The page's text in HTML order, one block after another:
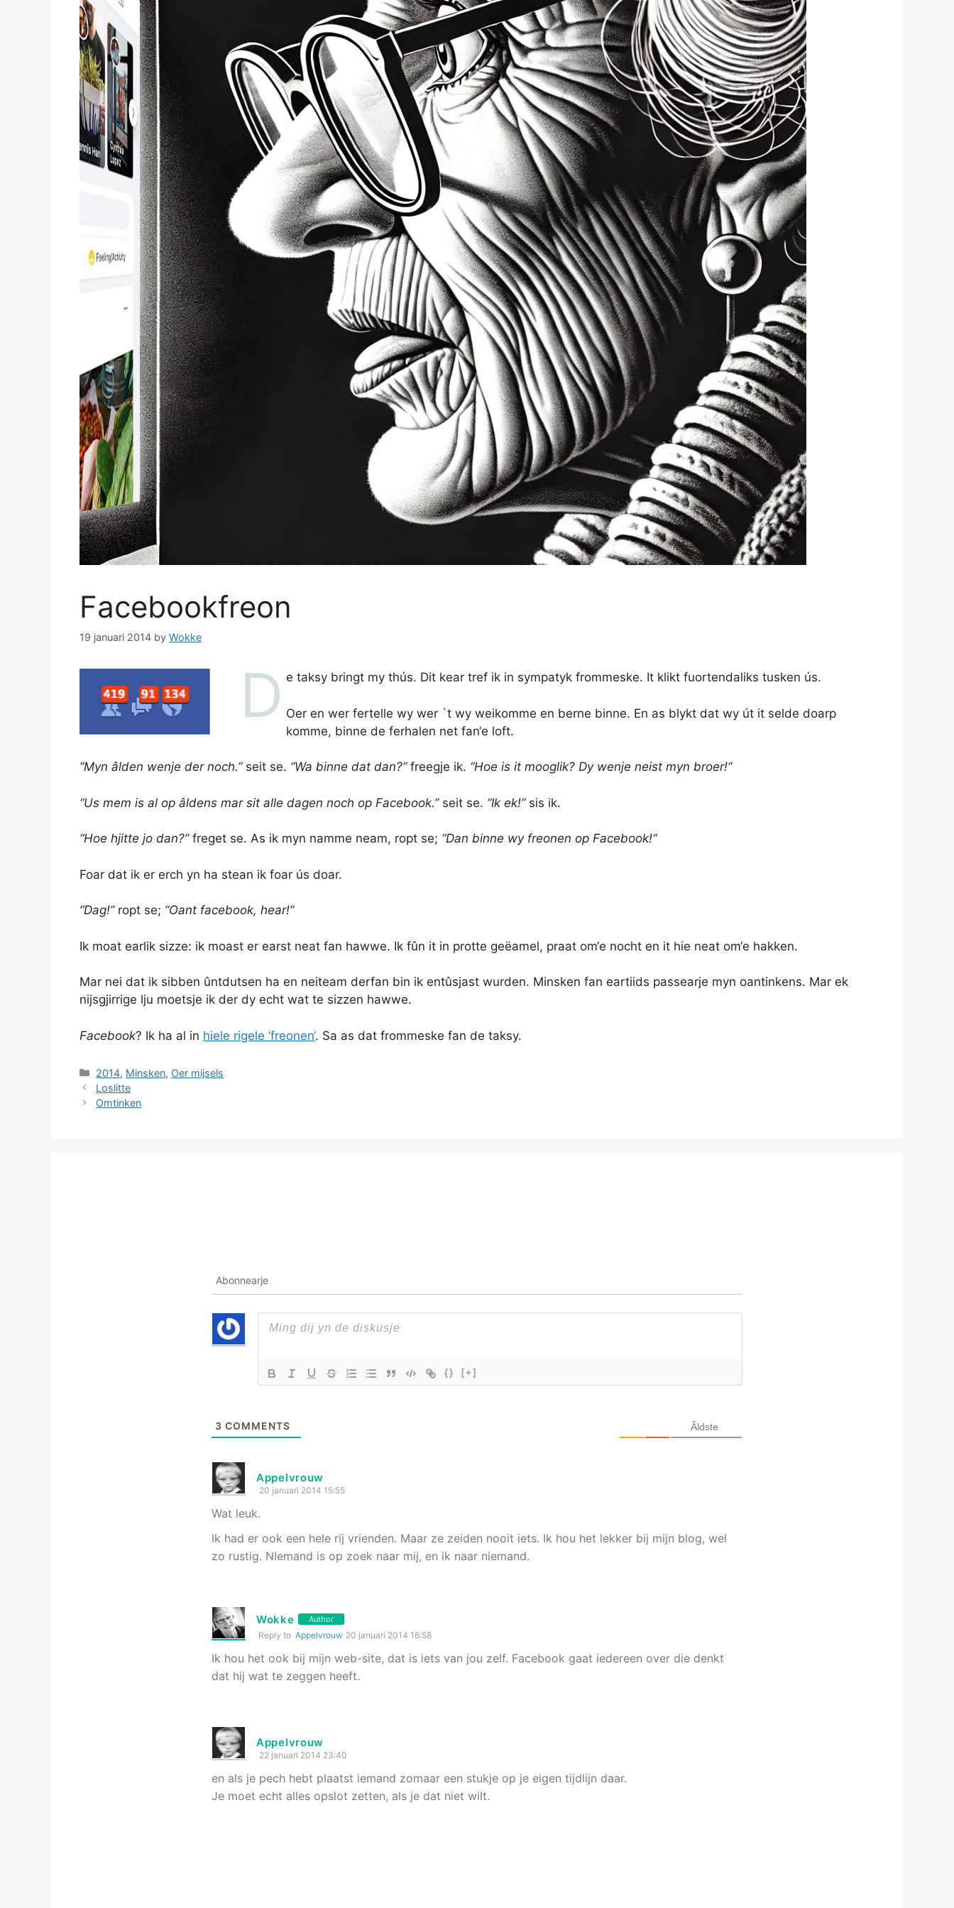
Facebookfreon
19 januari 2014 by Wokke
D e taksy bringt my thús. Dit kear tref ik in sympatyk frommeske. It klikt fuortendaliks tusken ús.
Oer en wer fertelle wy wer `t wy weikomme en berne binne. En as blykt dat wy út it selde doarp
komme, binne de ferhalen net fan‘e loft.
“Myn âlden wenje der noch.”seit se. “Wa binne dat dan?”freegje ik. “Hoe is it mooglik? Dy wenje neist myn broer!“
“Us mem is al op âldens mar sit alle dagen noch op Facebook.”seit se. “Ik ek!”sis ik.
“Hoe hjitte jo dan?”freget se. As ik myn namme neam, ropt se; “Dan binne wy freonen op Facebook!“
Foar dat ik er erch yn ha stean ik foar ús doar.
“Dag!”ropt se; “Oant facebook, hear!“
Ik moat earlik sizze: ik moast er earst neat fan hawwe. Ik fûn it in protte geëamel, praat om‘e nocht en it hie neat om‘e hakken.
Mar nei dat ik sibben ûntdutsen ha en neiteam derfan bin ik entûsjast wurden. Minsken fan eartiids passearje myn oantinkens. Mar ek
nijsgjirrige lju moetsje ik der dy echt wat te sizzen hawwe.
Facebook? Ik ha al in hiele rigele ‘freonen‘. Sa as dat frommeske fan de taksy.
Categories
2014, Minsken, Oer mijsels
Loslitte
Omtinken
Abonnearje
{} [+]
3 COMMENTS Âldste
Appelvrouw
20 januari 2014 15:55
Wat leuk.
Ik had er ook een hele rij vrienden. Maar ze zeiden nooit iets. Ik hou het lekker bij mijn blog, wel
zo rustig. NIemand is op zoek naar mij, en ik naar niemand.
Wokke Author
Reply to Appelvrouw 20 januari 2014 16:58
Ik hou het ook bij mijn web-site, dat is iets van jou zelf. Facebook gaat iedereen over die denkt
dat hij wat te zeggen heeft.
Appelvrouw
22 januari 2014 23:40
en als je pech hebt plaatst iemand zomaar een stukje op je eigen tijdlijn daar.
Je moet echt alles opslot zetten, als je dat niet wilt.